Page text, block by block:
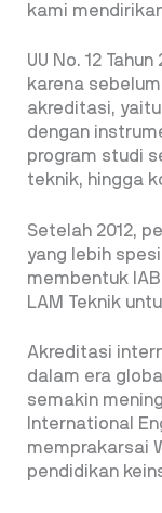
kami
UU No. 12
karena
akreditasi,
dengan
program studi
teknik, hingga
Setelah 2012,
yang lebih
membentuk
LAM Teknik
Akreditasi
dalam era
semakin
International
memprakarsai
pendidikan